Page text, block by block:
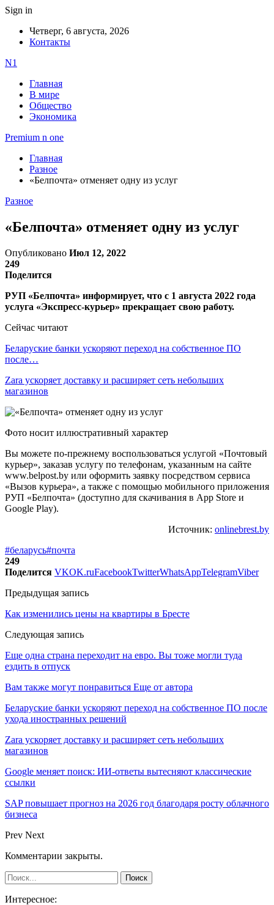
Sign in
Четверг, 6 августа, 2026
Контакты
N1
Главная
В мире
Общество
Экономика
Premium n one
Главная
Разное
«Белпочта» отменяет одну из услуг
Разное
«Белпочта» отменяет одну из услуг
Опубликовано Июл 12, 2022
249
Поделится
РУП «Белпочта» информирует, что с 1 августа 2022 года
услуга «Экспресс-курьер» прекращает свою работу.
Сейчас читают
Беларуские банки ускоряют переход на собственное ПО
после…
Zara ускоряет доставку и расширяет сеть небольших
магазинов
Фото носит иллюстративный характер
Вы можете по-прежнему воспользоваться услугой «Почтовый
курьер», заказав услугу по телефонам, указанным на сайте
www.belpost.by или оформить заявку посредством сервиса
«Вызов курьера», а также с помощью мобильного приложения
РУП «Белпочта» (доступно для скачивания в App Store и
Google Play).
Источник: onlinebrest.by
#беларусь#почта
249
Поделится VKOK.ruFacebookTwitterWhatsAppTelegramViber
Предыдущая запись
Как изменились цены на квартиры в Бресте
Следующая запись
Еще одна страна переходит на евро. Вы тоже могли туда
ездить в отпуск
Вам также могут понравиться Еще от автора
Беларуские банки ускоряют переход на собственное ПО после
ухода иностранных решений
Zara ускоряет доставку и расширяет сеть небольших
магазинов
Google меняет поиск: ИИ-ответы вытесняют классические
ссылки
SAP повышает прогноз на 2026 год благодаря росту облачного
бизнеса
Prev Next
Комментарии закрыты.
Интересное: